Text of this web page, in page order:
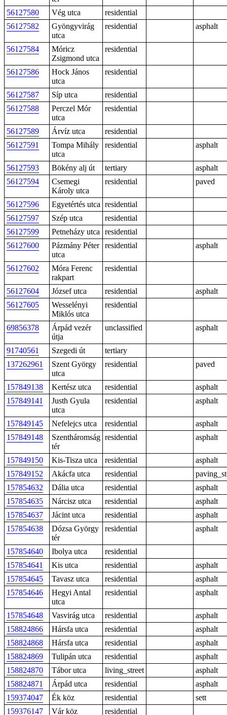
56127580 Vég utca
residential
56127582
Gyöngyvirág
utca
residential asphalt
56127584
Móricz
Zsigmond utca
residential
56127586
Hock János
utca
residential
56127587 Síp utca
residential
56127588
Perczel Mór
utca
residential
56127589 Árvíz utca
residential
56127591
Tompa Mihály
utca
residential asphalt
56127593 Bökény alj út tertiary
asphalt
56127594
Csemegi
Károly utca
residential paved
56127596 Egyetértés utca residential
56127597
Szép utca
residential
56127599
Petneházy utca
residential
56127600
Pázmány Péter
utca
residential asphalt
56127602
Móra Ferenc
rakpart
residential
56127604 József utca residential
asphalt
56127605
Wesselényi
Miklós utca
residential
69856378
Árpád vezér
útja
unclassified asphalt
91740561 Szegedi út
tertiary
137262961
Szent György
utca
residential paved
157849138 Kertész utca residential
asphalt
157849141
Justh Gyula
utca
residential asphalt
157849145 Nefelejcs utca residential
asphalt
157849148
Szentháromság
tér
residential asphalt
157849150 Kis-Tisza utca residential
asphalt
157849152
Akácfa utca residential
157854632
Dália utca residential
asphalt
157854635
Nárcisz utca residential
asphalt
157854637
Jácint utca residential
asphalt
157854638
Dózsa György
tér
residential asphalt
157854640 Ibolya utca
residential
157854641
Kis utca residential
asphalt
157854645
Tavasz utca residential
asphalt
157854646
Hegyi Antal
utca
residential asphalt
157854648 Vasvirág utca residential
asphalt
158824866
Hársfa utca residential
asphalt
158824868
Hársfa utca residential
asphalt
158824869
Tulipán utca residential
asphalt
158824870
Tábor utca living_street
asphalt
158824871
Árpád utca residential
asphalt
159374047
Ék köz residential
sett
159376147
Vár köz residential